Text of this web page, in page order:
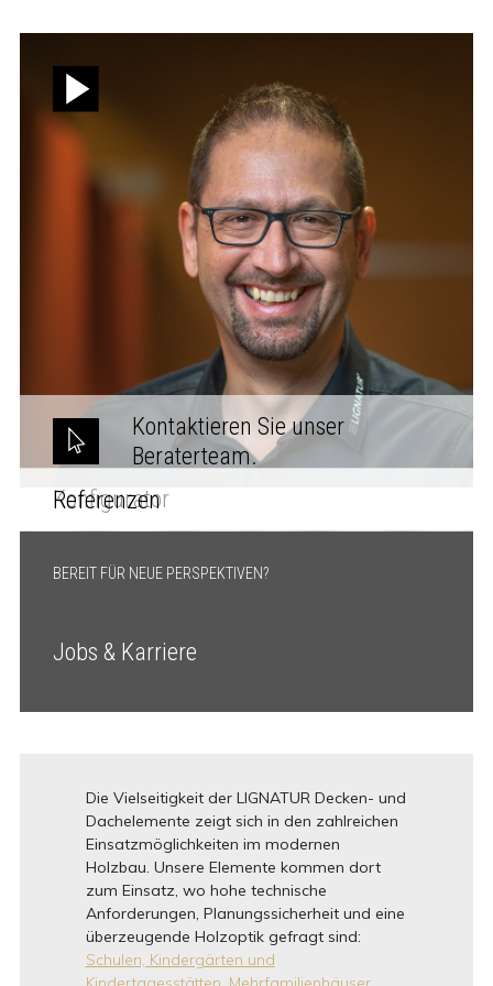
Kontaktieren Sie unser
Beraterteam.
Konfigurator
Referenzen
BEREIT FÜR NEUE PERSPEKTIVEN?
Jobs & Karriere
Die Vielseitigkeit der LIGNATUR Decken- und
Dachelemente zeigt sich in den zahlreichen
Einsatzmöglichkeiten im modernen
Holzbau. Unsere Elemente kommen dort
zum Einsatz, wo hohe technische
Anforderungen, Planungssicherheit und eine
überzeugende Holzoptik gefragt sind:
Schulen, Kindergärten und